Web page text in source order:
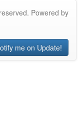
Powered by
me on Update!